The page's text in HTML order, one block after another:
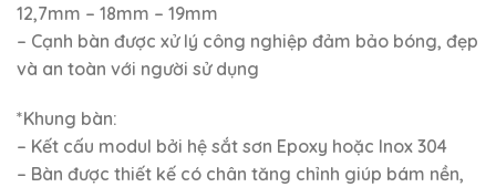
12,7mm – 18mm – 19mm
– Cạnh bàn được xử lý công nghiệp đảm bảo bóng, đẹp
và an toàn với người sử dụng
*Khung bàn:
– Kết cấu modul bởi hệ sắt sơn Epoxy hoặc Inox 304
– Bàn được thiết kế có chân tăng chỉnh giúp bám nền,